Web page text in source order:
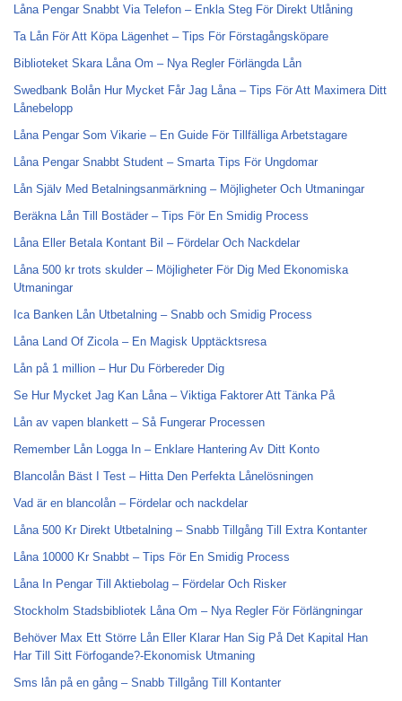
Låna Pengar Snabbt Via Telefon – Enkla Steg För Direkt Utlåning
Ta Lån För Att Köpa Lägenhet – Tips För Förstagångsköpare
Biblioteket Skara Låna Om – Nya Regler Förlängda Lån
Swedbank Bolån Hur Mycket Får Jag Låna – Tips För Att Maximera Ditt
Lånebelopp
Låna Pengar Som Vikarie – En Guide För Tillfälliga Arbetstagare
Låna Pengar Snabbt Student – Smarta Tips För Ungdomar
Lån Själv Med Betalningsanmärkning – Möjligheter Och Utmaningar
Beräkna Lån Till Bostäder – Tips För En Smidig Process
Låna Eller Betala Kontant Bil – Fördelar Och Nackdelar
Låna 500 kr trots skulder – Möjligheter För Dig Med Ekonomiska
Utmaningar
Ica Banken Lån Utbetalning – Snabb och Smidig Process
Låna Land Of Zicola – En Magisk Upptäcktsresa
Lån på 1 million – Hur Du Förbereder Dig
Se Hur Mycket Jag Kan Låna – Viktiga Faktorer Att Tänka På
Lån av vapen blankett – Så Fungerar Processen
Remember Lån Logga In – Enklare Hantering Av Ditt Konto
Blancolån Bäst I Test – Hitta Den Perfekta Lånelösningen
Vad är en blancolån – Fördelar och nackdelar
Låna 500 Kr Direkt Utbetalning – Snabb Tillgång Till Extra Kontanter
Låna 10000 Kr Snabbt – Tips För En Smidig Process
Låna In Pengar Till Aktiebolag – Fördelar Och Risker
Stockholm Stadsbibliotek Låna Om – Nya Regler För Förlängningar
Behöver Max Ett Större Lån Eller Klarar Han Sig På Det Kapital Han
Har Till Sitt Förfogande?-Ekonomisk Utmaning
Sms lån på en gång – Snabb Tillgång Till Kontanter